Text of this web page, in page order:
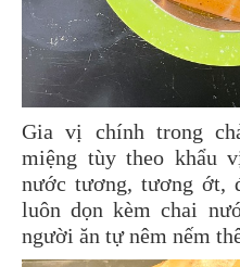
Gia vị chính trong
miệng tùy theo khẩu
nước tương, tương ớt,
luôn dọn kèm chai
người ăn tự nêm nếm